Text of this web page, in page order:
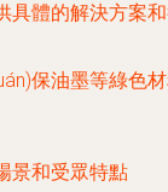
具體的解決方案
保油墨等綠色
景和受眾特點